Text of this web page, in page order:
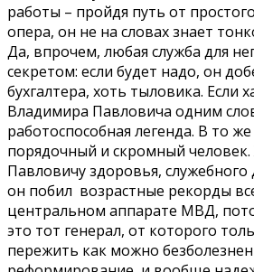
работы – пройдя путь от
опера, он не на словах знает
Да, впрочем, любая служба для
секретом: если будет надо, он
бухгалтера, хоть тыловика. Если
Владимира Павловича одним
работоспособная легенда. В то
порядочный и скромный
Павловичу здоровья, служебного
он побил возрастные рекорды
центральном аппарате МВД,
это тот генерал, от которого
пережить как можно